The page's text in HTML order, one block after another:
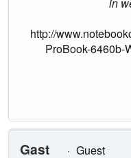
http://
ProBook-6460b-
Gast
Guest